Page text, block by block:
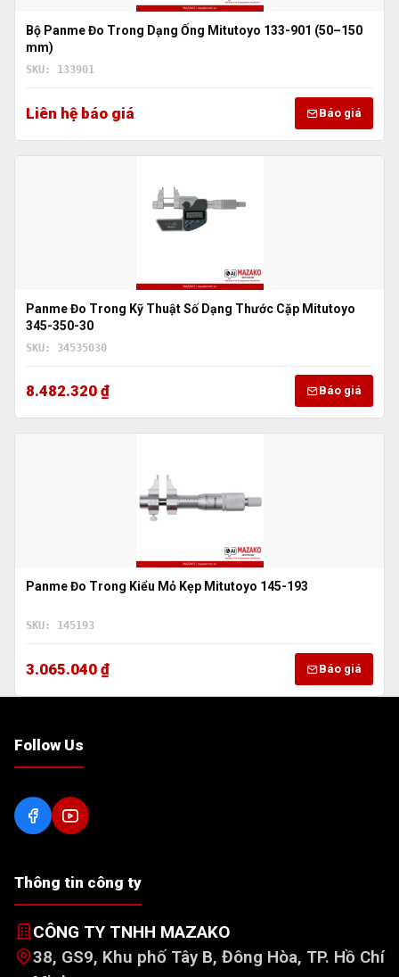
Bộ Panme Đo Trong Dạng Ống Mitutoyo 133-901 (50–150
mm)
SKU: 133901
Liên hệ báo giá Báo giá
Panme Đo Trong Kỹ Thuật Số Dạng Thước Cặp Mitutoyo
345-350-30
SKU: 34535030
8.482.320 ₫ Báo giá
Panme Đo Trong Kiểu Mỏ Kẹp Mitutoyo 145-193
SKU: 145193
3.065.040 ₫ Báo giá
Follow Us
Thông tin công ty
CÔNG TY TNHH MAZAKO
38, GS9, Khu phố Tây B, Đông Hòa, TP. Hồ Chí